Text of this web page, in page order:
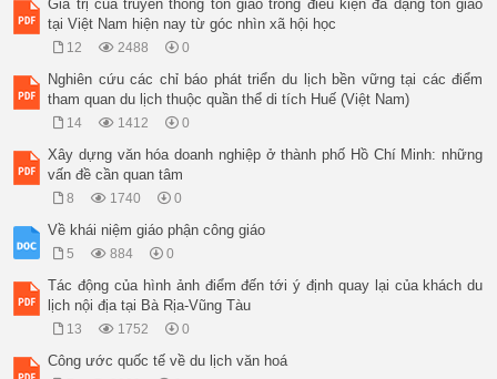
Giá trị của truyền thông tôn giáo trong điều kiện đa dạng tôn giáo
tại Việt Nam hiện nay từ góc nhìn xã hội học
12 2488 0
Nghiên cứu các chỉ báo phát triển du lịch bền vững tại các điểm
tham quan du lịch thuộc quần thể di tích Huế (Việt Nam)
14 1412 0
Xây dựng văn hóa doanh nghiệp ở thành phố Hồ Chí Minh: những
vấn đề cần quan tâm
8 1740 0
Về khái niệm giáo phận công giáo
5 884 0
Tác động của hình ảnh điểm đến tới ý định quay lại của khách du
lịch nội địa tại Bà Rịa-Vũng Tàu
13 1752 0
Công ước quốc tế về du lịch văn hoá